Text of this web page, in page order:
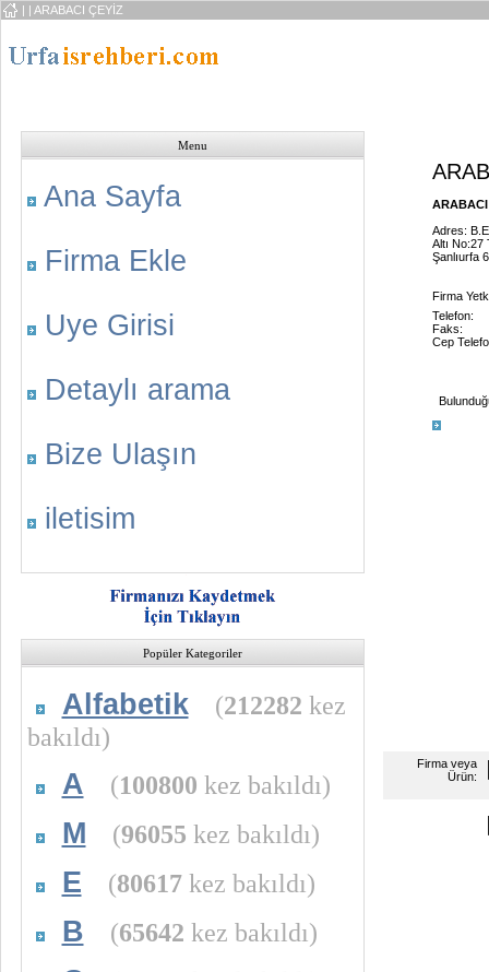
| | ARABACI ÇEYİZ
Menu
Ana Sayfa
Firma Ekle
Uye Girisi
Detaylı arama
Bize Ulaşın
iletisim
Popüler Kategoriler
Alfabetik (212282 kez
bakıldı)
A (100800 kez bakıldı)
M (96055 kez bakıldı)
E (80617kez bakıldı)
B (65642 kez bakıldı)
ARABACI
Adres:
Altı No:27
Şanlıurfa
Firma
Telefon:
Faks:
Cep
Firma veya
Ürün: